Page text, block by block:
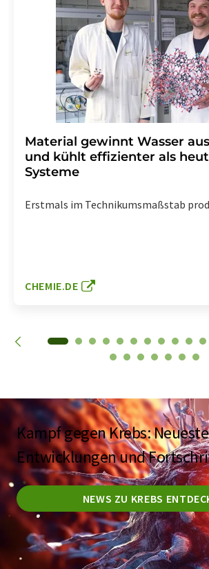
Material gewinnt Wasser
und kühlt effizienter als
Systeme
Erstmals im Technikumsmaßstab
CHEMIE.DE
Kampf gegen Krebs: Neueste
Entwicklungen und
NEWS ZU KREBS